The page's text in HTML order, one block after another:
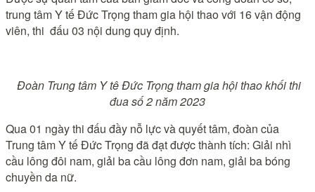
trung tâm Y tế Đức Trọng tham gia hội thao với 16 vận động
viên, thi đấu 03 nội dung quy định.
Đoàn Trung tâm Y tê Đức Trọng tham gia hội thao khối thi
đua số 2 năm 2023
Qua 01 ngày thi đấu đầy nỗ lực và quyết tâm, đoàn của
Trung tâm Y tế Đức Trọng đã đạt được thành tích: Giải nhì
cầu lông đôi nam, giải ba cầu lông đơn nam, giải ba bóng
chuyền da nữ.